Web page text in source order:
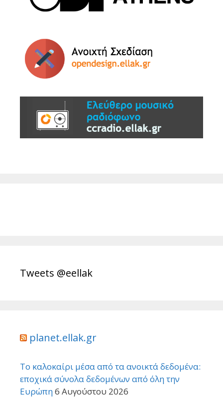
Tweets @eellak
planet.ellak.gr
Το καλοκαίρι μέσα από τα ανοικτά δεδομένα:
εποχικά σύνολα δεδομένων από όλη την
Ευρώπη6 Αυγούστου 2026